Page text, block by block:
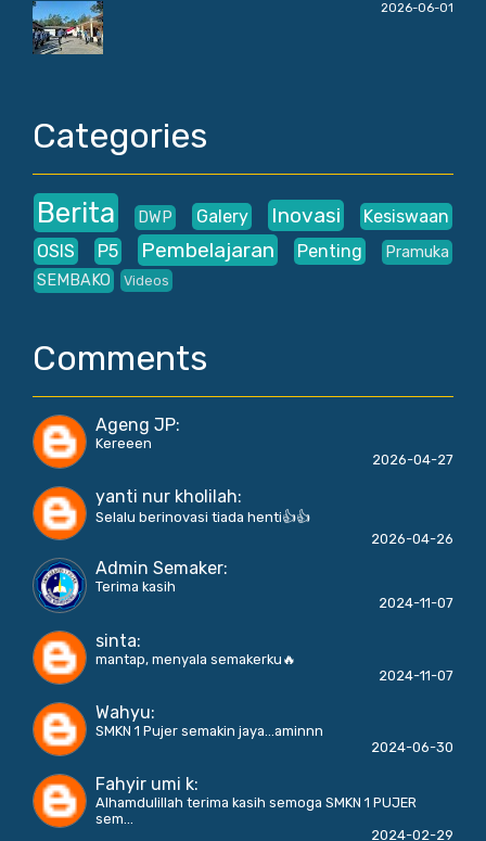
2026-06-01
Categories
Berita DWP Galery Inovasi
Kesiswaan
OSIS
P5 Pembelajaran Penting
Pramuka
SEMBAKO
Videos
Comments
Ageng JP:
Kereeen
2026-04-27
yanti nur kholilah:
Selalu berinovasi tiada henti👍👍
2026-04-26
Admin Semaker:
Terima kasih
2024-11-07
sinta:
mantap, menyala semakerku🔥
2024-11-07
Wahyu:
SMKN 1 Pujer semakin jaya...aminnn
2024-06-30
Fahyir umi k:
Alhamdulillah terima kasih semoga SMKN 1 PUJER
sem...
2024-02-29